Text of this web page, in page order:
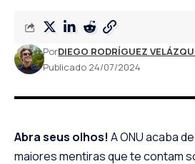
PorDIEGO RODRÍGUEZ
Publicado 24/07/2024
Abra seus olhos! A ONU acaba
maiores mentiras que te contam